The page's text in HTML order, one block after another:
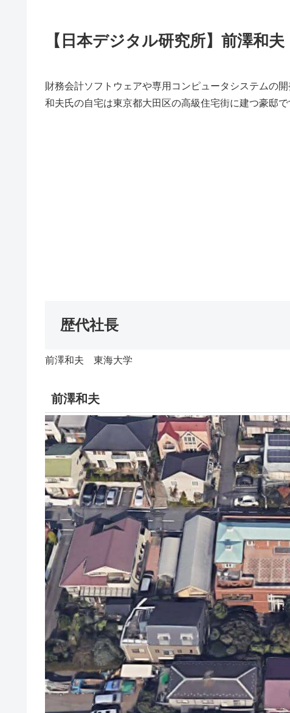
【日本デジタル研究所】前澤和夫
財務会計ソフトウェアや専用コンピュータシステムの
和夫氏の自宅は東京都大田区の高級住宅街に建つ豪邸で
歴代社長
前澤和夫 東海大学
前澤和夫